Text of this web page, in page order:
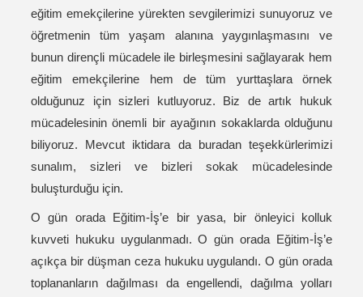
eğitim emekçilerine yürekten sevgilerimizi sunuyoruz ve
öğretmenin tüm yaşam alanına yaygınlaşmasını ve
bunun dirençli mücadele ile birleşmesini sağlayarak hem
eğitim emekçilerine hem de tüm yurttaşlara örnek
olduğunuz için sizleri kutluyoruz. Biz de artık hukuk
mücadelesinin önemli bir ayağının sokaklarda olduğunu
biliyoruz. Mevcut iktidara da buradan teşekkürlerimizi
sunalım, sizleri ve bizleri sokak mücadelesinde
buluşturduğu için.
O gün orada Eğitim-İş’e bir yasa, bir önleyici kolluk
kuvveti hukuku uygulanmadı. O gün orada Eğitim-İş’e
açıkça bir düşman ceza hukuku uygulandı. O gün orada
toplananların dağılması da engellendi, dağılma yolları